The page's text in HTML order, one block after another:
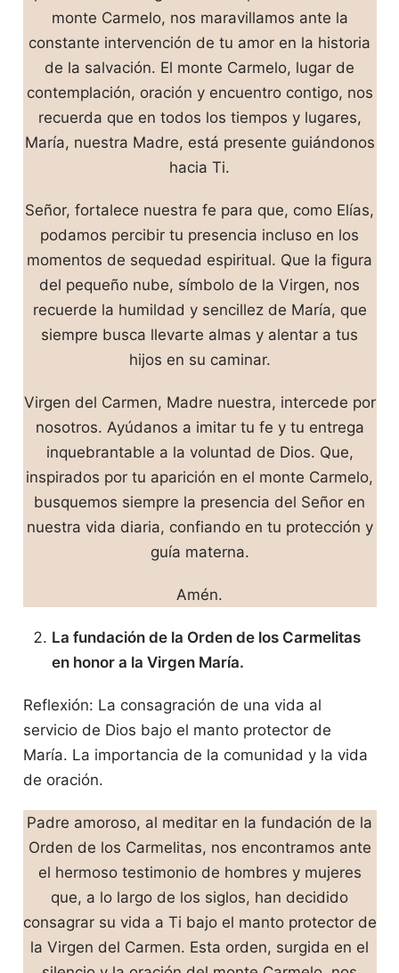
monte Carmelo, nos maravillamos ante la
constante intervención de tu amor en la historia
de la salvación. El monte Carmelo, lugar de
contemplación, oración y encuentro contigo, nos
recuerda que en todos los tiempos y lugares,
María, nuestra Madre, está presente guiándonos
hacia Ti.
Señor, fortalece nuestra fe para que, como Elías,
podamos percibir tu presencia incluso en los
momentos de sequedad espiritual. Que la figura
del pequeño nube, símbolo de la Virgen, nos
recuerde la humildad y sencillez de María, que
siempre busca llevarte almas y alentar a tus
hijos en su caminar.
Virgen del Carmen, Madre nuestra, intercede por
nosotros. Ayúdanos a imitar tu fe y tu entrega
inquebrantable a la voluntad de Dios. Que,
inspirados por tu aparición en el monte Carmelo,
busquemos siempre la presencia del Señor en
nuestra vida diaria, confiando en tu protección y
guía materna.
Amén.
La fundación de la Orden de los Carmelitas
en honor a la Virgen María.
Reflexión: La consagración de una vida al
servicio de Dios bajo el manto protector de
María. La importancia de la comunidad y la vida
de oración.
Padre amoroso, al meditar en la fundación de la
Orden de los Carmelitas, nos encontramos ante
el hermoso testimonio de hombres y mujeres
que, a lo largo de los siglos, han decidido
consagrar su vida a Ti bajo el manto protector de
la Virgen del Carmen. Esta orden, surgida en el